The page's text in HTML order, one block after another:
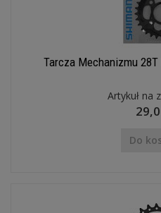
Tarcza Mechanizmu 28T
Artykuł na
Do